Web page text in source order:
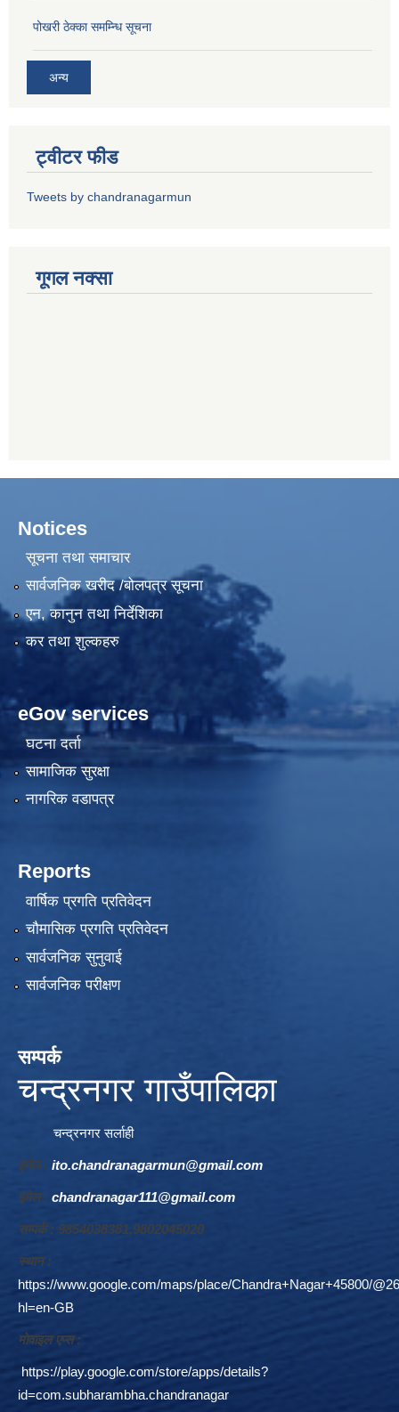
पोखरी ठेक्का समम्न्धि सूचना
अन्य
ट्वीटर फीड
Tweets by chandranagarmun
गूगल नक्सा
Notices
सूचना तथा समाचार
सार्वजनिक खरीद /बोलपत्र सूचना
एन, कानुन तथा निर्देशिका
कर तथा शुल्कहरु
eGov services
घटना दर्ता
सामाजिक सुरक्षा
नागरिक वडापत्र
Reports
वार्षिक प्रगति प्रतिवेदन
चौमासिक प्रगति प्रतिवेदन
सार्वजनिक सुनुवाई
सार्वजनिक परीक्षण
सम्पर्क
चन्द्रनगर गाउँपालिका
चन्द्रनगर सर्लाही
इमेल : ito.chandranagarmun@gmail.com
इमेल : chandranagar111@gmail.com
सम्पर्क : 9854038381,9802045020
स्थान :
https://www.google.com/maps/place/Chandra+Nagar+45800/
hl=en-GB
माेवाइल एप्स :
https://play.google.com/store/apps/details?
id=com.subharambha.chandranagar